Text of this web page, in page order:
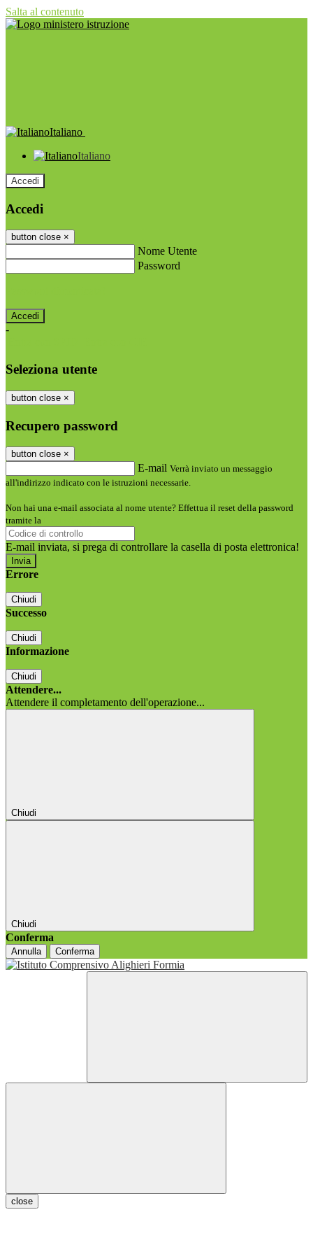
Salta al contenuto
Italiano
Italiano
Accedi
Accedi
button close ×
Nome Utente
Password
-
Seleziona utente
button close ×
Recupero password
button close ×
E-mail Verrà inviato un messaggio
all'indirizzo indicato con le istruzioni necessarie.
Non hai una e-mail associata al nome utente? Effettua il reset della password
tramite la
E-mail inviata, si prega di controllare la casella di posta elettronica!
Errore
Chiudi
Successo
Chiudi
Informazione
Chiudi
Attendere...
Attendere il completamento dell'operazione...
Chiudi
Chiudi
Conferma
Annulla Conferma
close